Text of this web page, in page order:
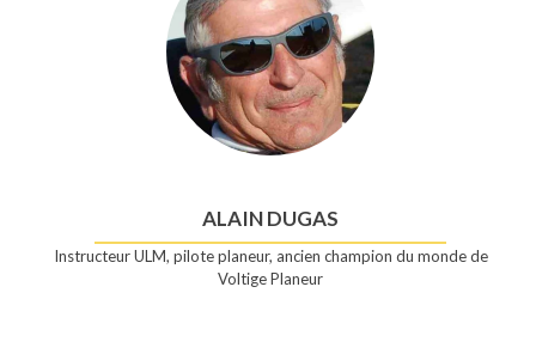
ALAIN DUGAS
Instructeur ULM, pilote planeur, ancien champion du monde de
Voltige Planeur